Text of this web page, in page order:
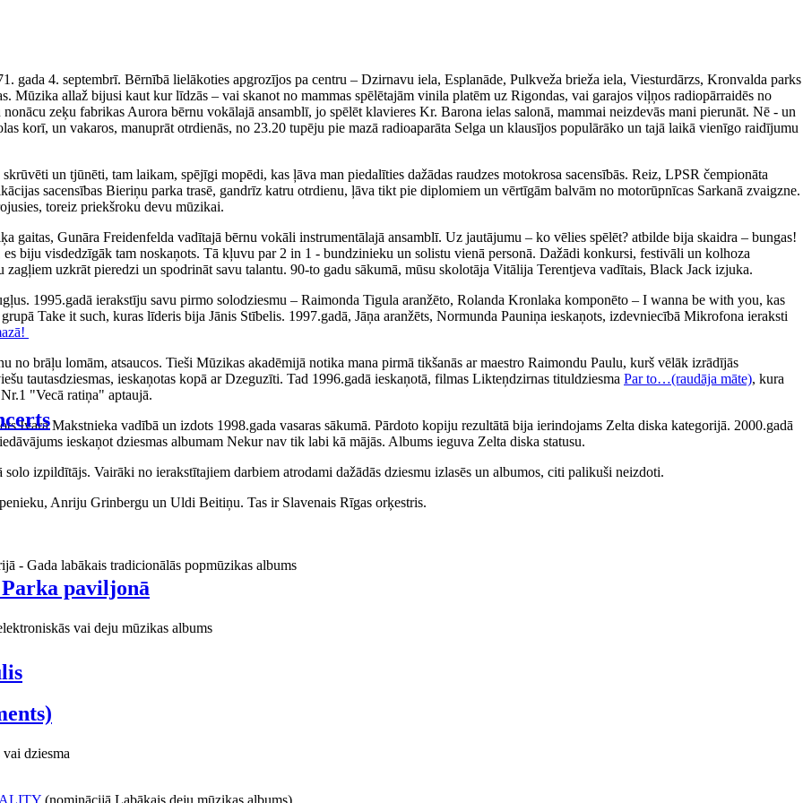
paviljonā
gada 4. septembrī. Bērnībā lielākoties apgrozījos pa centru – Dzirnavu iela, Esplanāde, Pulkveža brieža iela, Viesturdārzs, Kronvalda parks
Mūzika allaž bijusi kaut kur līdzās – vai skanot no mammas spēlētajām vinila platēm uz Rigondas, vai garajos viļņos radiopārraidēs no
zeķu fabrikas Aurora bērnu vokālajā ansamblī, jo spēlēt klavieres Kr. Barona ielas salonā, mammai neizdevās mani pierunāt. Nē - un
korī, un vakaros, manuprāt otrdienās, no 23.20 tupēju pie mazā radioaparāta Selga un klausījos populārāko un tajā laikā vienīgo raidījumu
un tjūnēti, tam laikam, spējīgi mopēdi, kas ļāva man piedalīties dažādas raudzes motokrosa sacensībās. Reiz, LPSR čempionāta
sacensības Bieriņu parka trasē, gandrīz katru otrdienu, ļāva tikt pie diplomiem un vērtīgām balvām no motorūpnīcas Sarkanā zvaigzne.
toreiz priekšroku devu mūzikai.
gaitas, Gunāra Freidenfelda vadītajā bērnu vokāli instrumentālajā ansamblī. Uz jautājumu – ko vēlies spēlēt? atbilde bija skaidra – bungas!
biju visdedzīgāk tam noskaņots. Tā kļuvu par 2 in 1 - bundzinieku un solistu vienā personā. Dažādi konkursi, festivāli un kolhoza
uzkrāt pieredzi un spodrināt savu talantu. 90-to gadu sākumā, mūsu skolotāja Vitālija Terentjeva vadītais, Black Jack izjuka.
1995.gadā ierakstīju savu pirmo solodziesmu – Raimonda Tigula aranžēto, Rolanda Kronlaka komponēto – I wanna be with you, kas
Take it such, kuras līderis bija Jānis Stībelis. 1997.gadā, Jāņa aranžēts, Normunda Pauniņa ieskaņots, izdevniecībā Mikrofona ieraksti
brāļu lomām, atsaucos. Tieši Mūzikas akadēmijā notika mana pirmā tikšanās ar maestro Raimondu Paulu, kurš vēlāk izrādījās
tautasdziesmas, ieskaņotas kopā ar Dzeguzīti. Tad 1996.gadā ieskaņotā, filmas Likteņdzirnas tituldziesma Par to…(raudāja māte), kura
"Vecā ratiņa" aptaujā.
Ivara Makstnieka vadībā un izdots 1998.gada vasaras sākumā. Pārdoto kopiju rezultātā bija ierindojams Zelta diska kategorijā. 2000.gadā
ieskaņot dziesmas albumam Nekur nav tik labi kā mājās. Albums ieguva Zelta diska statusu.
izpildītājs. Vairāki no ierakstītajiem darbiem atrodami dažādās dziesmu izlasēs un albumos, citi palikuši neizdoti.
Anriju Grinbergu un Uldi Beitiņu. Tas ir Slavenais Rīgas orķestris.
- Gada labākais tradicionālās popmūzikas albums
vai deju mūzikas albums
dziesma
(nominācijā Labākais deju mūzikas albums)